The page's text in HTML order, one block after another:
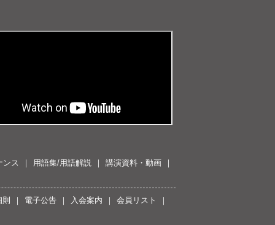
ンス 用語集/用語解説 講演資料・動画
電子公告 入会案内 会員リスト